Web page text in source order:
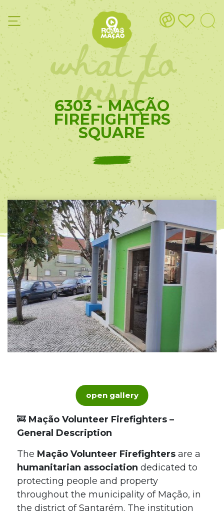
what to
visit
6303 - MAÇÃO
FIREFIGHTERS
SQUARE
open gallery
🚒 Mação Volunteer Firefighters –
General Description
The Mação Volunteer Firefightersare a
humanitarian association dedicated to
protecting people and property
throughout the municipality of Mação, in
the district of Santarém. The institution